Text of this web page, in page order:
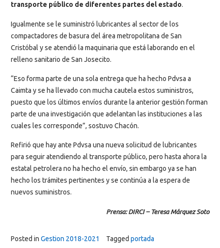
transporte público de diferentes partes del estado.
Igualmente se le suministró lubricantes al sector de los
compactadores de basura del área metropolitana de San
Cristóbal y se atendió la maquinaria que está laborando en el
relleno sanitario de San Josecito.
“Eso forma parte de una sola entrega que ha hecho Pdvsa a
Caimta y se ha llevado con mucha cautela estos suministros,
puesto que los últimos envíos durante la anterior gestión forman
parte de una investigación que adelantan las instituciones a las
cuales les corresponde”, sostuvo Chacón.
Refirió que hay ante Pdvsa una nueva solicitud de lubricantes
para seguir atendiendo al transporte público, pero hasta ahora la
estatal petrolera no ha hecho el envío, sin embargo ya se han
hecho los trámites pertinentes y se continúa a la espera de
nuevos suministros.
Prensa: DIRCI – Teresa Márquez Soto
Posted in Gestion 2018-2021 Tagged portada